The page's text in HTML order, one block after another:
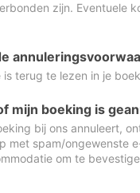
zijn. Eventuele
is terug te lezen in je
mijn boeking is
bij ons annuleert,
met spam/ongewenste
om te